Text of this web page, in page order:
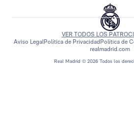
Real Madrid © 2026 Todos los
VER TODOS LOS
Aviso LegalPolítica de Privacidad Política de
realmadrid.com